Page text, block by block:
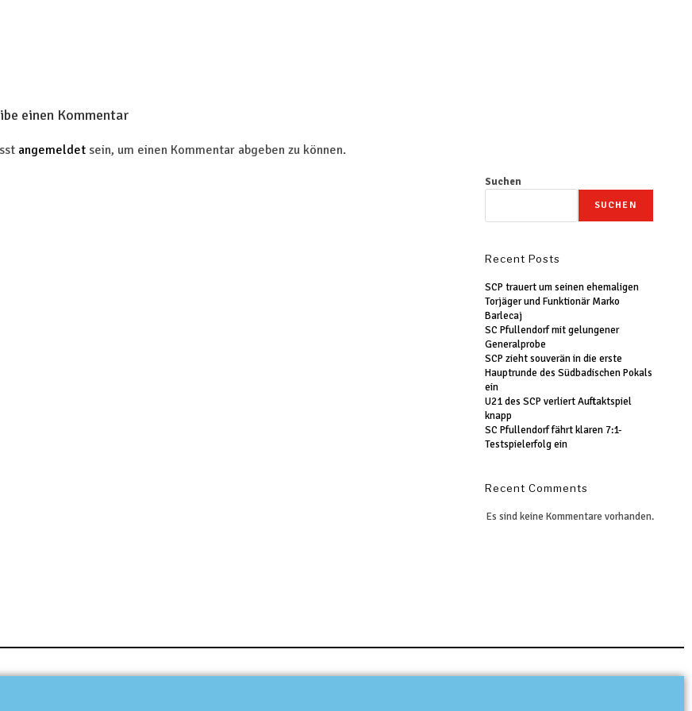
einen Kommentar
angemeldet sein, um einen Kommentar abgeben zu können.
Suchen
SUCHEN
Recent Posts
SCP trauert um seinen ehemaligen
Torjäger und Funktionär Marko
Barlecaj
SC Pfullendorf mit gelungener
Generalprobe
SCP zieht souverän in die erste
Hauptrunde des Südbadischen Pokals
ein
U21 des SCP verliert Auftaktspiel
knapp
SC Pfullendorf fährt klaren 7:1-
Testspielerfolg ein
Recent Comments
Es sind keine Kommentare vorhanden.